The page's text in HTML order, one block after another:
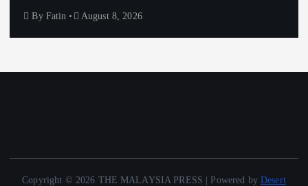
By Fatin August 8, 2026
Copyright © 2026 THE MALAYSIA PRESS | Powered byDesert